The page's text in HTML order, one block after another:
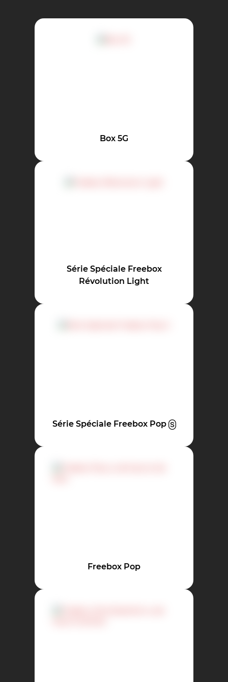
Box 5G
Série Spéciale Freebox
Révolution Light
Série Spéciale Freebox Pop
Freebox Pop